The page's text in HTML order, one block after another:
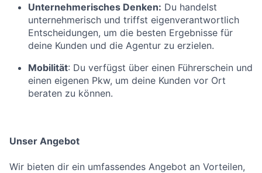
Unternehmerisches Denken: Du handelst
unternehmerisch und triffst eigenverantwortlich
Entscheidungen, um die besten Ergebnisse für
deine Kunden und die Agentur zu erzielen.
Mobilität: Du verfügst über einen Führerschein und
einen eigenen Pkw, um deine Kunden vor Ort
beraten zu können.
Unser Angebot
Wir bieten dir ein umfassendes Angebot an Vorteilen,